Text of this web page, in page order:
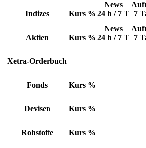
Indizes Kurs %
News
24 h / 7 T 7
Aktien Kurs %
News
24 h / 7 T 7
Xetra-Orderbuch
Fonds Kurs %
Devisen Kurs %
Rohstoffe Kurs %